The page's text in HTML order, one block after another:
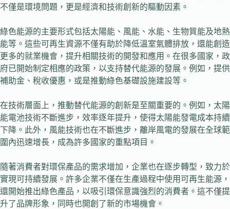
不僅是環境問題，更是經濟和技術創新的驅動因素。
綠色能源的主要形式包括太陽能、風能、水能、生物質能及地熱
能等。這些可再生資源不僅有助於降低溫室氣體排放，還能創造
更多的就業機會，提升相關技術的開發和應用。在很多國家，政
府已開始制定相應的政策，以支持替代能源的發展。例如，提供
補助金、稅收優惠，或是推動綠色基礎設施建設等。
在技術層面上，推動替代能源的創新是至關重要的。例如，太陽
能電池技術不斷進步，效率逐年提升，使得太陽能發電成本持續
下降。此外，風能技術也在不斷進步，離岸風電的發展在全球範
圍內迅速增長，成為許多國家的重點項目。
隨著消費者對環保產品的需求增加，企業也在逐步轉型，致力於
實現可持續發展。許多企業不僅在生產過程中使用可再生能源，
還開始推出綠色產品，以吸引環保意識強烈的消費者。這不僅提
升了品牌形象，同時也開創了新的市場機會。